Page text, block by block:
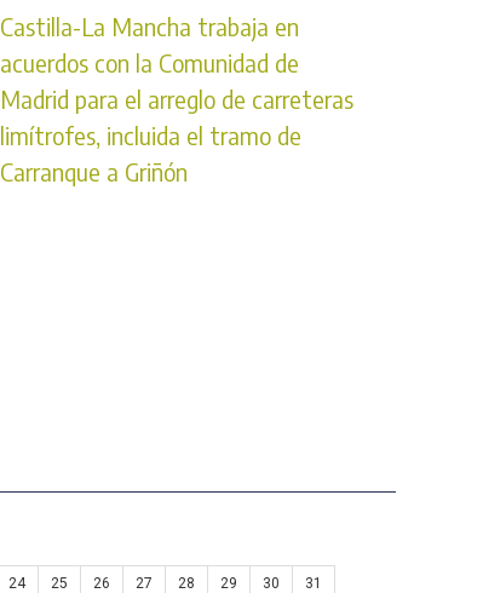
Castilla-La Mancha trabaja en
acuerdos con la Comunidad de
Madrid para el arreglo de carreteras
limítrofes, incluida el tramo de
Carranque a Griñón
24 25 26 27 28 29 30 31